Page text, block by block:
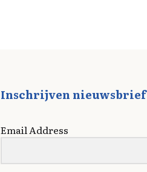
Inschrijven nieuwsbrief
Email Address